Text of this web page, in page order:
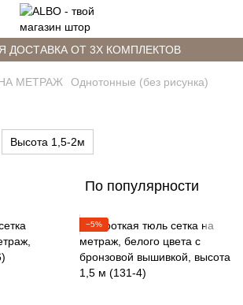
ДОСТАВКА ОТ 3Х КОМПЛЕКТОВ
МЕТРАЖ Однотонные (без рисунка)
Высота 1,5-2м
По популярности
−5%